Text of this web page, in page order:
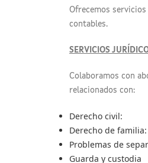
Ofrecemos
contables.
SERVICIOS
Colaboramos con
relacionados con:
Derecho civil:
Derecho de familia:
Problemas de
Guarda y custodia